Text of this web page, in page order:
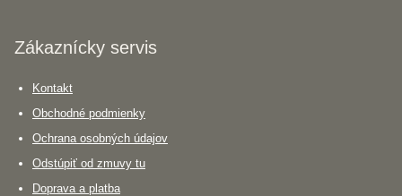
Zákaznícky servis
Kontakt
Obchodné podmienky
Ochrana osobných údajov
Odstúpiť od zmuvy tu
Doprava a platba